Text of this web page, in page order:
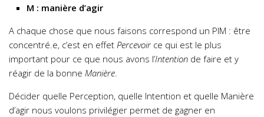
M : manière d’agir
A chaque chose que nous faisons correspond un PIM : être
concentré.e, c’est en effet Percevoir ce qui est le plus
important pour ce que nous avons l’Intention de faire et y
réagir de la bonne Manière
Décider quelle Perception, quelle Intention et quelle Manière
d’agir nous voulons privilégier permet de gagner en